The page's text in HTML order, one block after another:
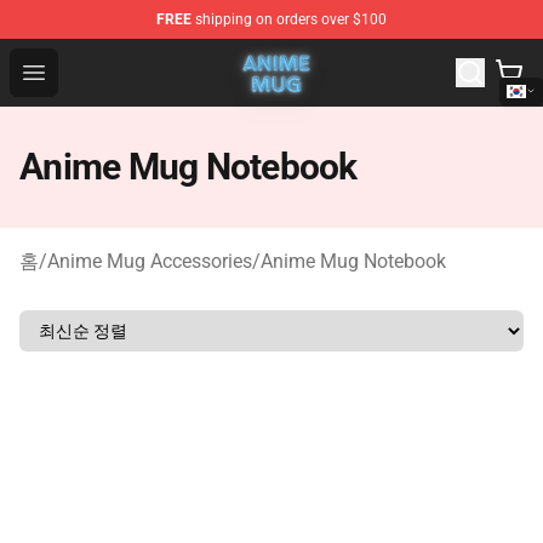
FREE shipping on orders over $100
Open menu
Anime Mug Shop - The Best Store of Anime Mug
Anime Mug Notebook
홈/Anime Mug Accessories/Anime Mug Notebook